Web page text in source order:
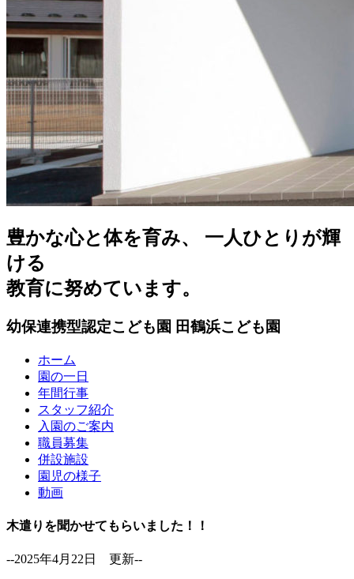
豊かな心と体を育み、 一人ひとりが輝
ける
教育に努めています。
幼保連携型認定こども園 田鶴浜こども園
ホーム
園の一日
年間行事
スタッフ紹介
入園のご案内
職員募集
併設施設
園児の様子
動画
木遣りを聞かせてもらいました！！
--2025年4月22日 更新--